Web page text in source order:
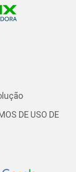
DE USO DE